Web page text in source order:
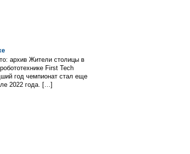
архив Жители столицы в
First Tech
год чемпионат стал еще
2022 года. […]